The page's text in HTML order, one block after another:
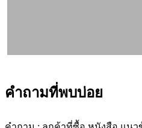
คำถามที่พบบ่อย